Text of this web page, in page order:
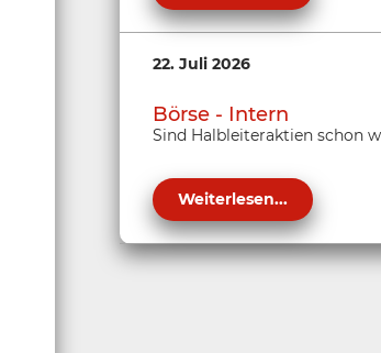
22. Juli 2026
Börse - Intern
Sind Halbleiteraktien schon
Weiterlesen...